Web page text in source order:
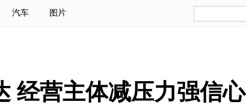
汽车 图片
经营主体减压力强信心